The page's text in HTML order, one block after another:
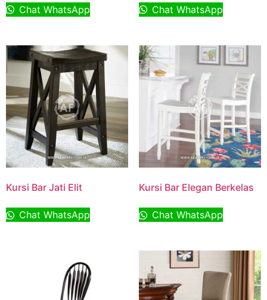
Chat WhatsApp Chat WhatsApp
Kursi Bar Jati Elit
Chat WhatsApp
Kursi Bar Elegan Berkelas
Chat WhatsApp